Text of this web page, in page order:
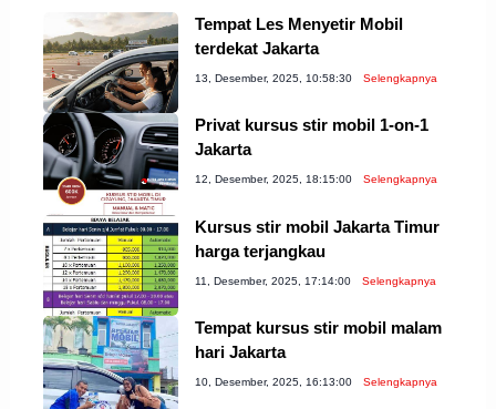
Tempat Les Menyetir Mobil
terdekat Jakarta
13, Desember, 2025, 10:58:30 Selengkapnya
Privat kursus stir mobil 1-on-1
Jakarta
12, Desember, 2025, 18:15:00 Selengkapnya
Kursus stir mobil Jakarta Timur
harga terjangkau
11, Desember, 2025, 17:14:00 Selengkapnya
Tempat kursus stir mobil malam
hari Jakarta
10, Desember, 2025, 16:13:00 Selengkapnya